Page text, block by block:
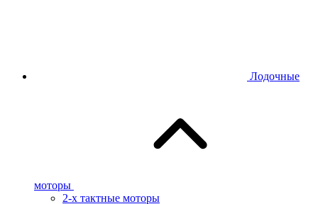
Лодочные
моторы
2-х тактные моторы